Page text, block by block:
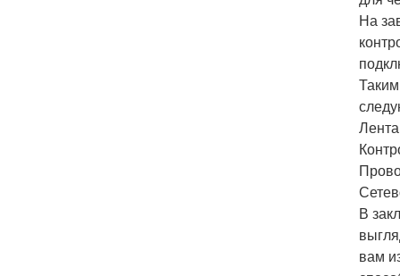
На
В
вам